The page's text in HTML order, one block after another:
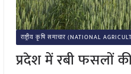
राष्ट्रीय कृषि समाचार (NATIONAL
प्रदेश में रबी फसलों